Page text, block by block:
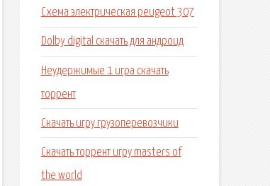
Схема электрическая peugeot 307
Dolby digital скачать для андроид
Неудержимые 1 игра скачать
торрент
Скачать игру грузоперевозчики
Скачать торрент игру masters of
the world